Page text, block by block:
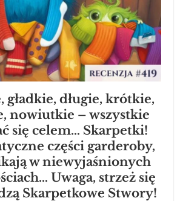
gładkie, długie, krótkie,
nowiutkie – wszystkie
się celem… Skarpetki!
części garderoby,
w niewyjaśnionych
Uwaga, strzeż się
Skarpetkowe Stwory!